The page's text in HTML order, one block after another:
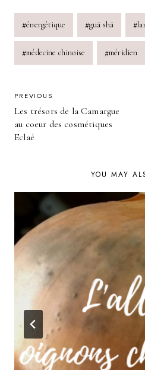
Post
Tags:
#énergétique #guā shā #
#médecine chinoise #méridien
POST
NAVIGATION
PREVIOUS
Les trésors de la Camargue
au coeur des cosmétiques
Eclaé
YOU MAY